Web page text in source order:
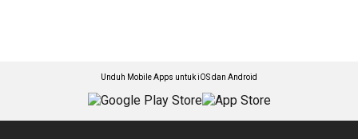
Unduh Mobile Apps untuk iOS dan Android